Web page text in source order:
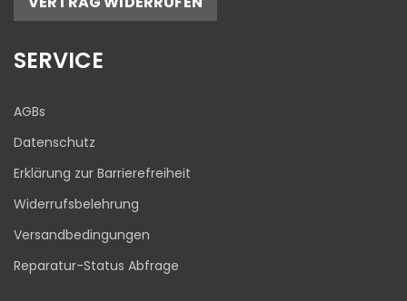
Bewertungen von
1
anderen Quelle
SERVICE
AGBs
Datenschutz
Erklärung zur Barrierefreiheit
Widerrufsbelehrung
Versandbedingungen
Reparatur-Status Abfrage